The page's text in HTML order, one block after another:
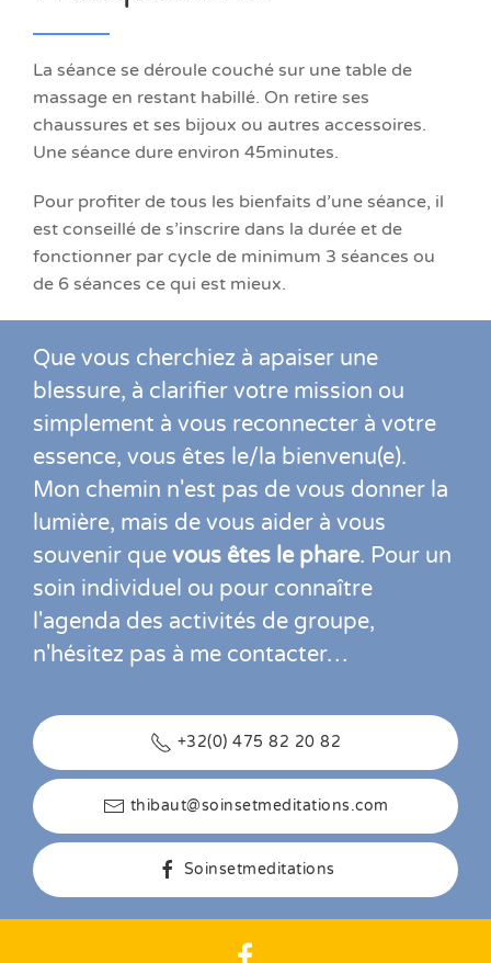
La séance se déroule couché sur une table de
massage en restant habillé. On retire ses
chaussures et ses bijoux ou autres accessoires.
Une séance dure environ 45minutes.
Pour profiter de tous les bienfaits d’une séance, il
est conseillé de s’inscrire dans la durée et de
fonctionner par cycle de minimum 3 séances ou
de 6 séances ce qui est mieux.
Que vous cherchiez à apaiser une
blessure, à clarifier votre mission ou
simplement à vous reconnecter à votre
essence, vous êtes le/la bienvenu(e).
Mon chemin n'est pas de vous donner la
lumière, mais de vous aider à vous
souvenir que vous êtes le phare. Pour un
soin individuel ou pour connaître
l'agenda des activités de groupe,
n'hésitez pas à me contacter…
+32(0) 475 82 20 82
thibaut@soinsetmeditations.com
Soinsetmeditations